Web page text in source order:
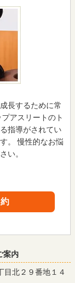
長するために常
アスリートのト
指導がされてい
。 慢性的なお悩
い。
案内
目北２９番地１４